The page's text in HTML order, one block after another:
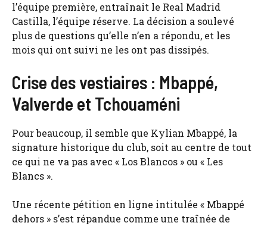
l’équipe première, entraînait le Real Madrid
Castilla, l’équipe réserve. La décision a soulevé
plus de questions qu’elle n’en a répondu, et les
mois qui ont suivi ne les ont pas dissipés.
Crise des vestiaires : Mbappé,
Valverde et Tchouaméni
Pour beaucoup, il semble que Kylian Mbappé, la
signature historique du club, soit au centre de tout
ce qui ne va pas avec « Los Blancos » ou « Les
Blancs ».
Une récente pétition en ligne intitulée « Mbappé
dehors » s’est répandue comme une traînée de